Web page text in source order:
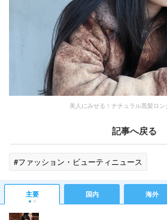
美人にみせる！ナチュラル黒髪ロ
記事へ戻る
#ファッション・ビューティニュース
主要 国内 海外